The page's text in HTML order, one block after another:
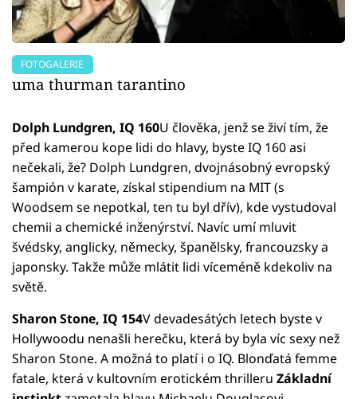
FOTOGALERIE
uma thurman tarantino
Dolph Lundgren, IQ 160U člověka, jenž se živí tím, že
před kamerou kope lidi do hlavy, byste IQ 160 asi
nečekali, že? Dolph Lundgren, dvojnásobný evropský
šampión v karate, získal stipendium na MIT (s
Woodsem se nepotkal, ten tu byl dřív), kde vystudoval
chemii a chemické inženýrství. Navíc umí mluvit
švédsky, anglicky, německy, španělsky, francouzsky a
japonsky. Takže může mlátit lidi víceméně kdekoliv na
světě.
Sharon Stone, IQ 154V devadesátých letech byste v
Hollywoodu nenašli herečku, která by byla víc sexy než
Sharon Stone. A možná to platí i o IQ. Blonďatá femme
fatale, která v kultovním erotickém thrilleru Základní